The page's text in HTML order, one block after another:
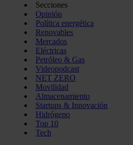
Secciones
Opinión
Política energética
Renovables
Mercados
Eléctricas
Petróleo & Gas
Videopodcast
NET ZERO
Movilidad
Almacenamiento
Startups & Innovación
Hidrógeno
Top 10
Tech